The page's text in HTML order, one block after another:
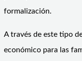
formalización.
A través de este tipo
económico para las